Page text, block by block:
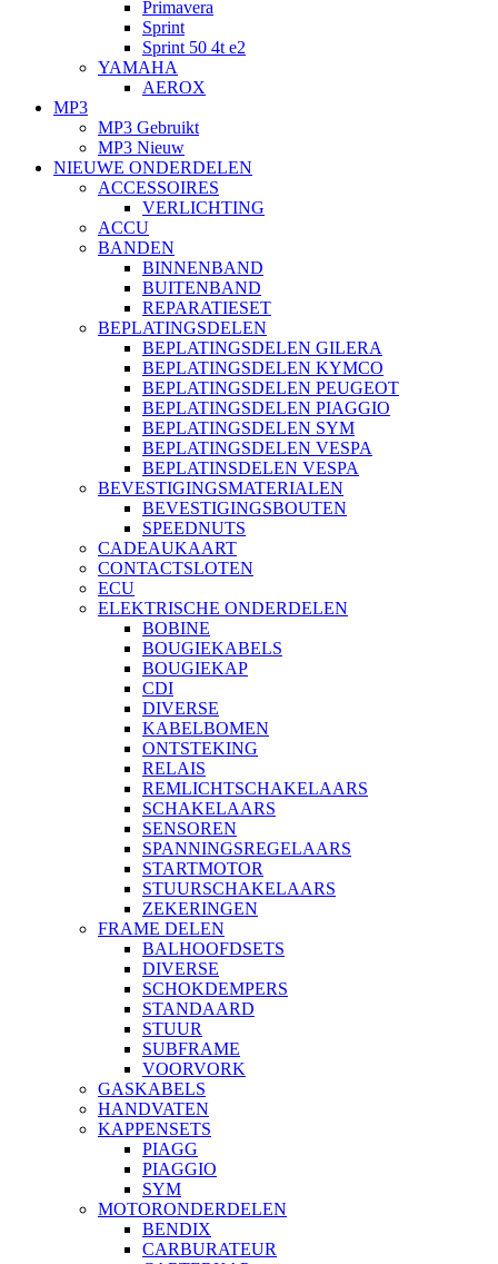
Primavera
Sprint
Sprint 50 4t e2
YAMAHA
AEROX
MP3
MP3 Gebruikt
MP3 Nieuw
NIEUWE ONDERDELEN
ACCESSOIRES
VERLICHTING
ACCU
BANDEN
BINNENBAND
BUITENBAND
REPARATIESET
BEPLATINGSDELEN
BEPLATINGSDELEN GILERA
BEPLATINGSDELEN KYMCO
BEPLATINGSDELEN PEUGEOT
BEPLATINGSDELEN PIAGGIO
BEPLATINGSDELEN SYM
BEPLATINGSDELEN VESPA
BEPLATINSDELEN VESPA
BEVESTIGINGSMATERIALEN
BEVESTIGINGSBOUTEN
SPEEDNUTS
CADEAUKAART
CONTACTSLOTEN
ECU
ELEKTRISCHE ONDERDELEN
BOBINE
BOUGIEKABELS
BOUGIEKAP
CDI
DIVERSE
KABELBOMEN
ONTSTEKING
RELAIS
REMLICHTSCHAKELAARS
SCHAKELAARS
SENSOREN
SPANNINGSREGELAARS
STARTMOTOR
STUURSCHAKELAARS
ZEKERINGEN
FRAME DELEN
BALHOOFDSETS
DIVERSE
SCHOKDEMPERS
STANDAARD
STUUR
SUBFRAME
VOORVORK
GASKABELS
HANDVATEN
KAPPENSETS
PIAGG
PIAGGIO
SYM
MOTORONDERDELEN
BENDIX
CARBURATEUR